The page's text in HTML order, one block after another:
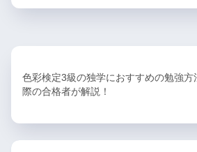
色彩検定3級の独学におすすめの勉強方
際の合格者が解説！